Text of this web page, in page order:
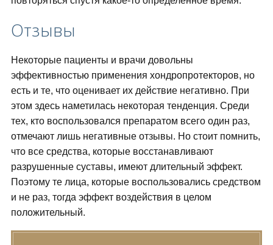
Отзывы
Некоторые пациенты и врачи довольны
эффективностью применения хондропротекторов, но
есть и те, что оценивает их действие негативно. При
этом здесь наметилась некоторая тенденция. Среди
тех, кто воспользовался препаратом всего один раз,
отмечают лишь негативные отзывы. Но стоит помнить,
что все средства, которые восстанавливают
разрушенные суставы, имеют длительный эффект.
Поэтому те лица, которые воспользовались средством
и не раз, тогда эффект воздействия в целом
положительный.